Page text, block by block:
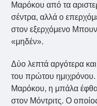
Μαρόκου από τα
σέντρα, αλλά ο
στον εξερχόμενο
«μηδέν».
Δύο λεπτά αργότερα
του πρώτου
Μαρόκου, η μπάλα
στον Μόντριτς. Ο